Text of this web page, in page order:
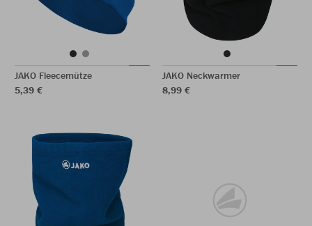
JAKO Fleecemütze
5,39 €
JAKO Neckwarmer
8,99 €